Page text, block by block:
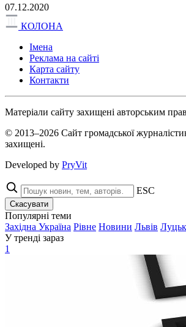
07.12.2020
КОЛОНА
Імена
Реклама на сайті
Карта сайту
Контакти
Матеріали сайту захищені авторським
© 2013–2026 Сайт громадської
захищені.
Developed by PryVit
ESC
Скасувати
Популярні теми
Західна Україна Рівне Новини Львів Луцьк
У тренді зараз
1